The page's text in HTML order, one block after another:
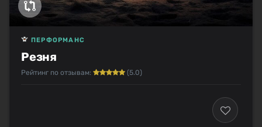
Резня
ПЕРФОРМАНС
Рейтинг по отзывам: (5.0)